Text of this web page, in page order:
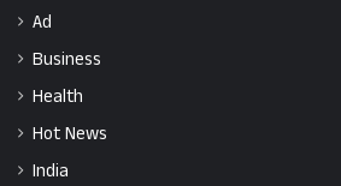
Ad
Business
Health
Hot News
India